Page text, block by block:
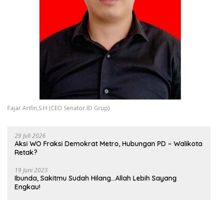
Fajar Arifin,S.H (CEO Senator.ID Grup)
29 Juli 2026
Aksi WO Fraksi Demokrat Metro, Hubungan PD – Walikota
Retak?
19 Juni 2023
Ibunda, Sakitmu Sudah Hilang…Allah Lebih Sayang
Engkau!